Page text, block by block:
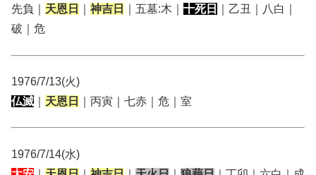
先負｜ 天恩日 神吉日 ｜五墓:木｜ 十死日
｜乙丑｜八白｜
破｜危
1976/7/13(火)
仏滅
天恩日 ｜丙寅｜七赤｜危｜室
1976/7/14(水)